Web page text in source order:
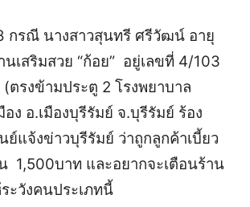
กรณี นางสาวสุนทรี ศรีวัฒน์ อายุ
นเสริมสวย “ก้อย” อยู่เลขที่ 4/103
รงข้ามประตู 2 โรงพยาบาล
ง อ.เมืองบุรีรัมย์ จ.บุรีรัมย์ ร้อง
ย์แจ้งข่าวบุรีรัมย์ ว่าถูกลูกค้าเบี้ยว
1,500บาท และอยากจะเตือนร้าน
ะวังคนประเภทนี้